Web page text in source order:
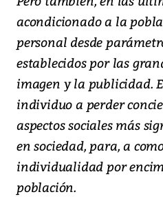
acondicionado a la
personal desde
establecidos por las
imagen y la publicidad.
individuo a perder
aspectos sociales más
en sociedad, para, a
individualidad por
población.